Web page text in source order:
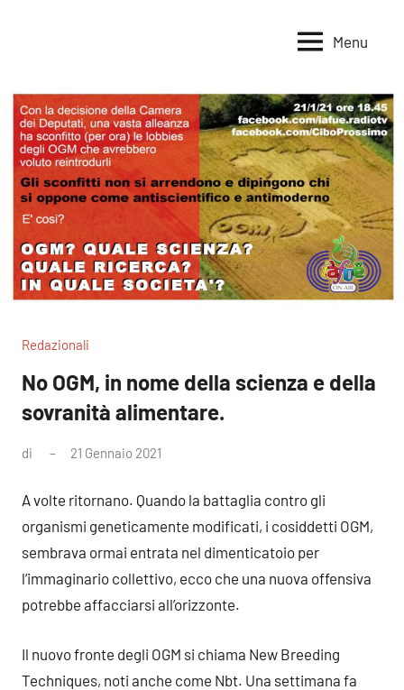
per
la
Terra
per
la
Sovranità
Alimentare
Menu
Redazionali
No OGM, in nome della scienza e della
sovranità alimentare.
di 21 Gennaio 2021
A volte ritornano. Quando la battaglia contro gli
organismi geneticamente modificati, i cosiddetti OGM,
sembrava ormai entrata nel dimenticatoio per
l’immaginario collettivo, ecco che una nuova offensiva
potrebbe affacciarsi all’orizzonte.
Il nuovo fronte degli OGM si chiama New Breeding
Techniques, noti anche come Nbt. Una settimana fa